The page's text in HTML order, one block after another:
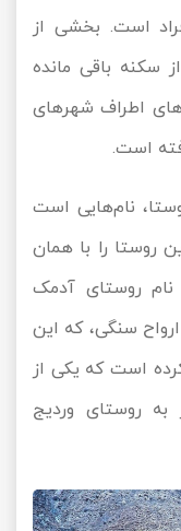
است. بخشی از
سکنه باقی مانده
اطراف شهرهای
است.
نام‌هایی است
روستا را با همان
نام روستای آدمک
سنگی، که این
است که یکی از
به روستای وردیج